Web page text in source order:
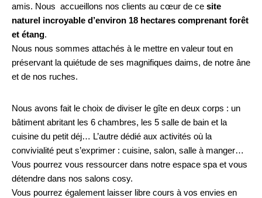
amis. Nous accueillons nos clients au cœur de ce site
naturel incroyable d’environ 18 hectares comprenant forêt
et étang.
Nous nous sommes attachés à le mettre en valeur tout en
préservant la quiétude de ses magnifiques daims, de notre âne
et de nos ruches.
Nous avons fait le choix de diviser le gîte en deux corps : un
bâtiment abritant les 6 chambres, les 5 salle de bain et la
cuisine du petit déj… L’autre dédié aux activités où la
convivialité peut s’exprimer : cuisine, salon, salle à manger…
Vous pourrez vous ressourcer dans notre espace spa et vous
détendre dans nos salons cosy.
Vous pourrez également laisser libre cours à vos envies en